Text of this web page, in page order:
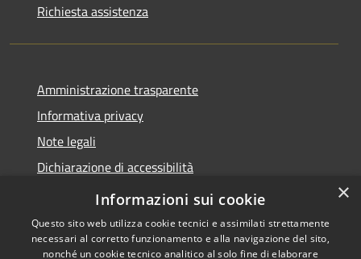
Richiesta assistenza
Amministrazione trasparente
Informativa privacy
Note legali
Dichiarazione di accessibilità
Moduli Privacy Amministrazione trasparente
×
Informazioni sui cookie
Questo sito web utilizza cookie tecnici e assimilati strettamente
necessari al corretto funzionamento e alla navigazione del sito,
nonché un cookie tecnico analitico al solo fine di elaborare